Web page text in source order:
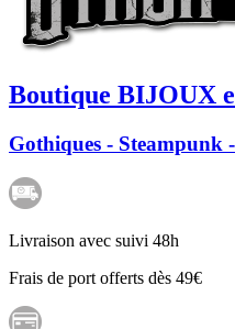
Boutique BIJOUX
Gothiques - Steampunk
Livraison avec suivi 48h
Frais de port offerts dès 49€